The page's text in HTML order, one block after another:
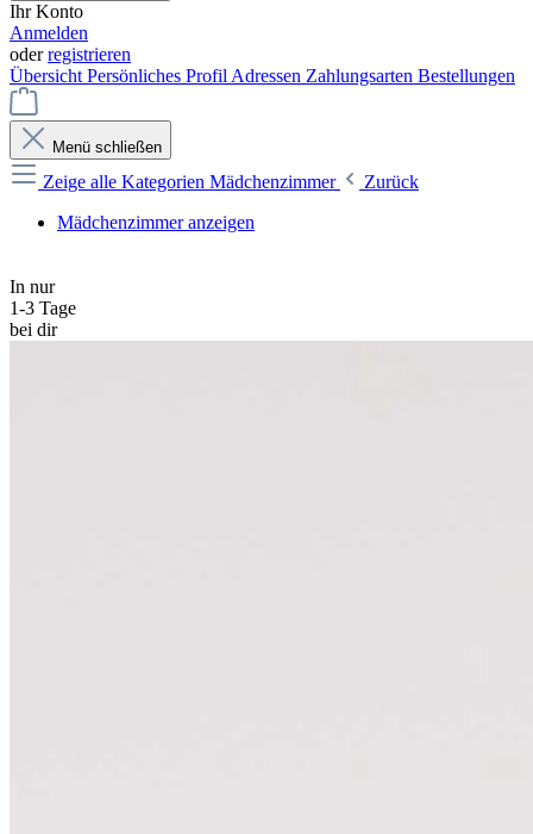
Ihr Konto
Anmelden
oderregistrieren
Übersicht Persönliches Profil Adressen Zahlungsarten Bestellungen
Menü schließen
Zeige alle Kategorien Mädchenzimmer
Zurück
Mädchenzimmer anzeigen
In nur
1-3 Tage
bei dir